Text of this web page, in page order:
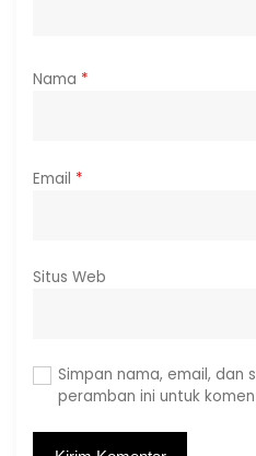
Nama *
Email *
Situs Web
Simpan nama, email, dan
peramban ini untuk